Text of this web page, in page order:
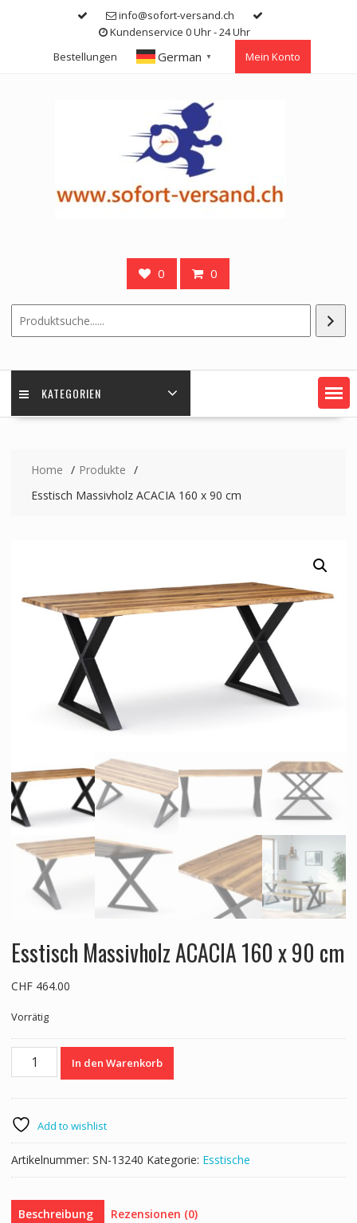
info@sofort-versand.ch
Kundenservice 0 Uhr - 24 Uhr
Bestellungen
German ▼ Mein Konto
0 0
KATEGORIEN
Home
Produkte
Esstisch Massivholz ACACIA 160 x 90 cm
Esstisch Massivholz ACACIA 160 x 90 cm
CHF464.00
Vorrätig
Esstisch
x
90
cm
Menge
In den Warenkorb
Add to wishlist
Artikelnummer: SN-13240 Kategorie: Esstische
Beschreibung Rezensionen (0)